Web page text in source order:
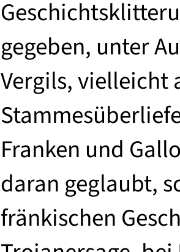
gegeben, unter
Vergils, vielleicht
Franken und
daran geglaubt,
fränkischen